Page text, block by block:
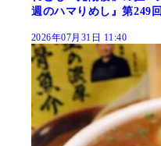
週のハマりめし』第249回
2026年07月31日 11:40